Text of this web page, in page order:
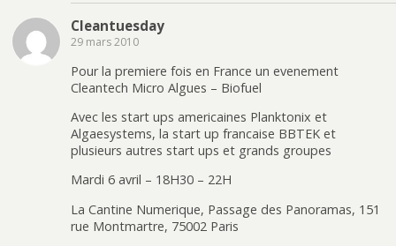
Cleantuesday
29 mars 2010
Pour la premiere fois en France un evenement
Cleantech Micro Algues – Biofuel
Avec les start ups americaines Planktonix et
Algaesystems, la start up francaise BBTEK et
plusieurs autres start ups et grands groupes
Mardi 6 avril – 18H30 – 22H
La Cantine Numerique, Passage des Panoramas, 151
rue Montmartre, 75002 Paris